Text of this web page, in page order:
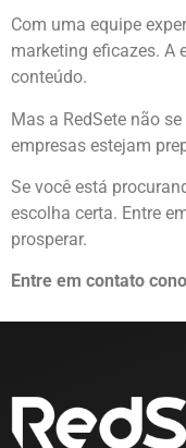
Com uma equipe
marketing eficazes. A
conteúdo.
Mas a RedSete não
empresas estejam
Se você está
escolha certa. Entre
prosperar.
Entre em contato